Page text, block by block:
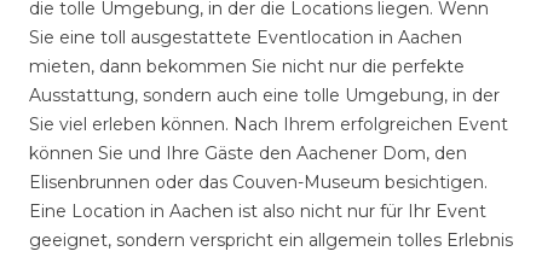
die tolle Umgebung, in der die Locations liegen. Wenn
Sie eine toll ausgestattete Eventlocation in Aachen
mieten, dann bekommen Sie nicht nur die perfekte
Ausstattung, sondern auch eine tolle Umgebung, in der
Sie viel erleben können. Nach Ihrem erfolgreichen Event
können Sie und Ihre Gäste den Aachener Dom, den
Elisenbrunnen oder das Couven-Museum besichtigen.
Eine Location in Aachen ist also nicht nur für Ihr Event
geeignet, sondern verspricht ein allgemein tolles Erlebnis